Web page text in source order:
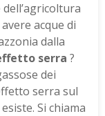
acque di
dalla
serra ?
dei
serra sul
Si chiama